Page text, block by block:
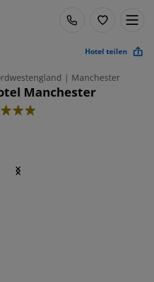
Hotel teilen
| Manchester
Manchester
3